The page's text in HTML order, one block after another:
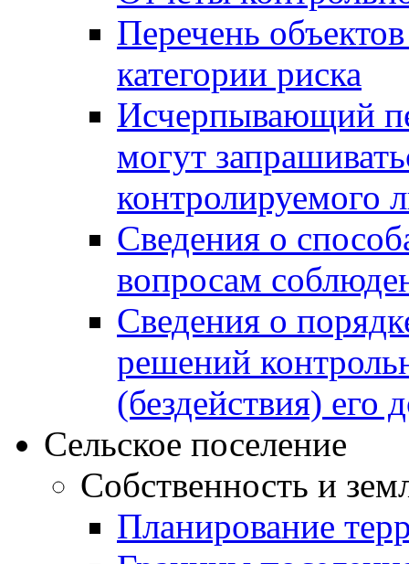
Перечень
категории риска
Исчерпывающий
могут
контролируемого
Сведения о
вопросам
Сведения о
решений
(бездействия) его
Сельское поселение
Собственность и
Планирование